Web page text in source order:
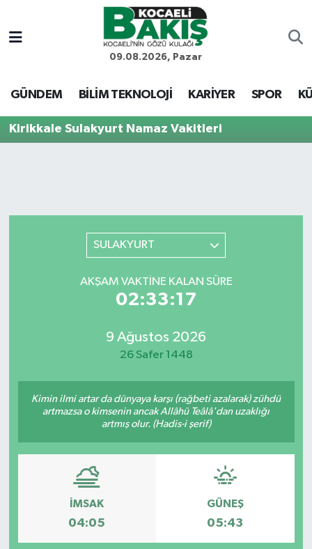
09.08.2026, Pazar
GÜNDEM BİLİM TEKNOLOJİ KARİYER SPOR
Kirikkale Sulakyurt Namaz Vakitleri
SULAKYURT
AKŞAM VAKTINE KALAN SÜRE
02:33:17
9 Ağustos 2026
26 Safer 1448
Kimin ilmi artar da dünyaya karşı (rağbeti azalarak) zühdü
artmazsa o kimsenin ancak Allâhü Teâlâ'dan uzaklığı
artmış olur. (Hadis-i şerif)
İMSAK
04:05
GÜNEŞ
05:43
Kocaeli Nöbetçi Eczaneler
Kocaeli Hava Durumu
Kocaeli Trafik Yoğunluk Haritası
Son Dakika Haberleri